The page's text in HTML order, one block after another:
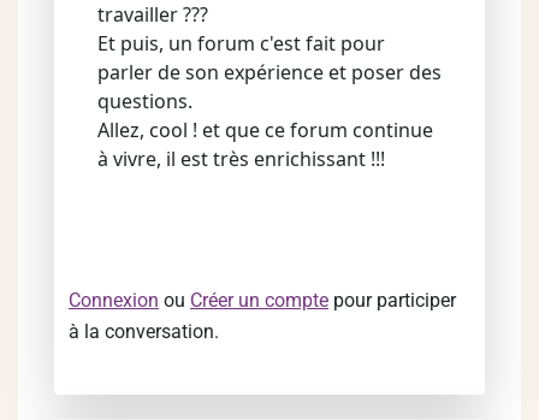
travailler ???
Et puis, un forum c'est fait pour
parler de son expérience et poser des
questions.
Allez, cool ! et que ce forum continue
à vivre, il est très enrichissant !!!
Connexion ou Créer un compte pour participer
à la conversation.